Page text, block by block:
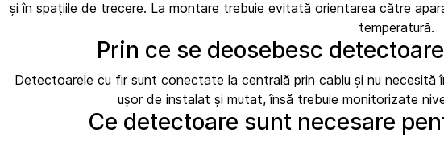
și în spațiile de trecere. La montare trebuie evitată orientarea către
temperatură.
Prin ce se deosebesc
Detectoarele cu fir sunt conectate la centrală prin cablu și nu necesită
ușor de instalat și mutat, însă trebuie monitorizate
Ce detectoare sunt necesare